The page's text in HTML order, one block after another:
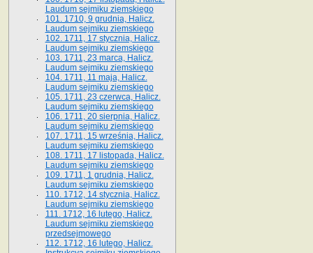
Laudum sejmiku ziemskiego
101. 1710, 9 grudnia, Halicz.
Laudum sejmiku ziemskiego
102. 1711, 17 stycznia, Halicz.
Laudum sejmiku ziemskiego
103. 1711, 23 marca, Halicz.
Laudum sejmiku ziemskiego
104. 1711, 11 maja, Halicz.
Laudum sejmiku ziemskiego
105. 1711, 23 czerwca, Halicz.
Laudum sejmiku ziemskiego
106. 1711, 20 sierpnia, Halicz.
Laudum sejmiku ziemskiego
107. 1711, 15 września, Halicz.
Laudum sejmiku ziemskiego
108. 1711, 17 listopada, Halicz.
Laudum sejmiku ziemskiego
109. 1711, 1 grudnia, Halicz.
Laudum sejmiku ziemskiego
110. 1712, 14 stycznia, Halicz.
Laudum sejmiku ziemskiego
111. 1712, 16 lutego, Halicz.
Laudum sejmiku ziemskiego
przedsejmowego
112. 1712, 16 lutego, Halicz.